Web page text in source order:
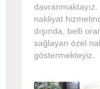
nakliyat
dışında, belli
sağlayan özel
göstermekteyiz.